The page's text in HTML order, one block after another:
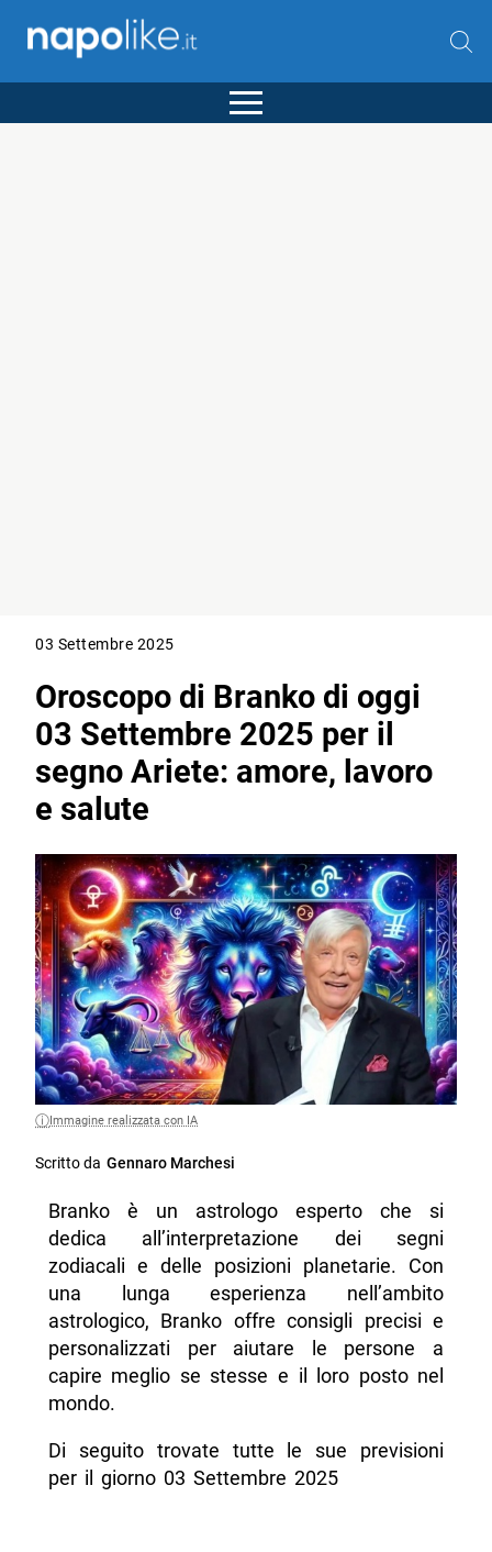
03 Settembre 2025
Oroscopo di Branko di oggi
03 Settembre 2025 per il
segno Ariete: amore, lavoro
e salute
Immagine realizzata con IA
Scritto da Gennaro Marchesi
Branko è un astrologo esperto che si
dedica all’interpretazione dei segni
zodiacali e delle posizioni planetarie. Con
una lunga esperienza nell’ambito
astrologico, Branko offre consigli precisi e
personalizzati per aiutare le persone a
capire meglio se stesse e il loro posto nel
mondo.
Di seguito trovate tutte le sue previsioni
per il giorno 03 Settembre 2025